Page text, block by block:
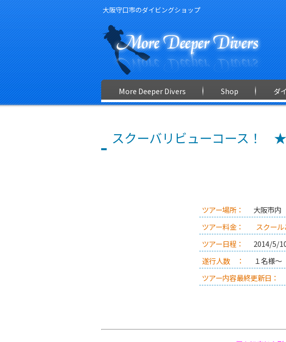
大阪守口市のダイビングショップ
More Deeper Divers Shop ダ
スクーバリビューコース！
ツアー場所：
大阪市内
ツアー料金：
スクール
ツアー日程：
2014/5/
遂行人数 ：
１名様～
ツアー内容最終更新日：